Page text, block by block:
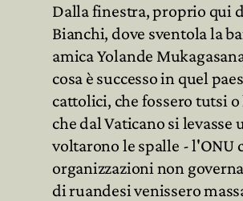
Dalla finestra, proprio qui
Bianchi, dove sventola la
amica Yolande
cosa è successo in quel
cattolici, che fossero tutsi
che dal Vaticano si
voltarono le spalle - l'ONU
organizzazioni non
di ruandesi venissero